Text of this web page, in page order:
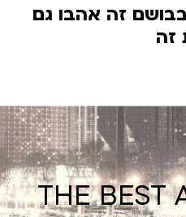
זה אהבו גם
זה
THE BEST